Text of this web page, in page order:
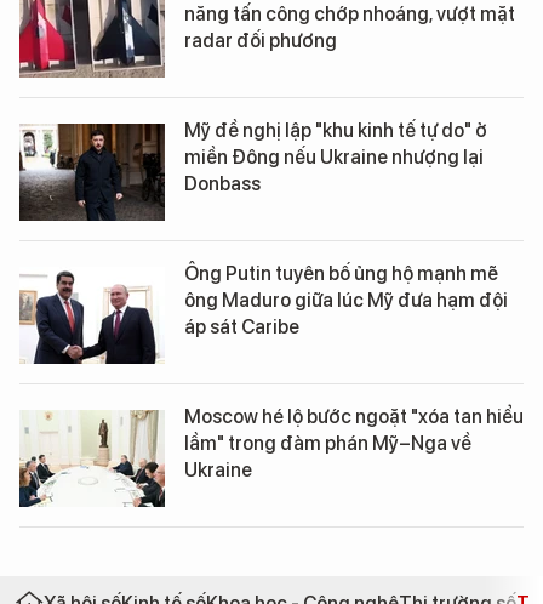
năng tấn công chớp nhoáng, vượt mặt
radar đối phương
Mỹ đề nghị lập "khu kinh tế tự do" ở
miền Đông nếu Ukraine nhượng lại
Donbass
Ông Putin tuyên bố ủng hộ mạnh mẽ
ông Maduro giữa lúc Mỹ đưa hạm đội
áp sát Caribe
Moscow hé lộ bước ngoặt "xóa tan hiểu
lầm" trong đàm phán Mỹ–Nga về
Ukraine